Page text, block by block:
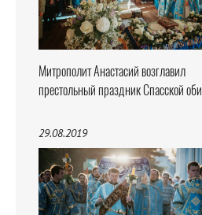
Митрополит Анастасий возглавил
престольный праздник Спасской
29.08.2019